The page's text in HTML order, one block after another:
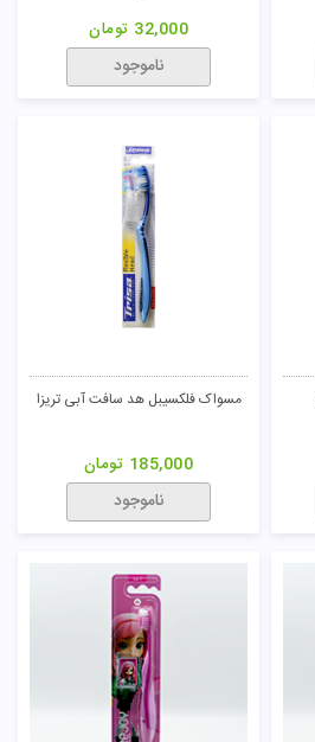
32,000 تومان
ناموجود
مسواک فلکسیبل هد سافت آبی تریزا
185,000 تومان
ناموجود